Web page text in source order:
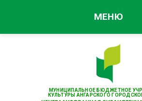
МУНИЦИПАЛЬНОЕ БЮДЖЕТНОЕ
КУЛЬТУРЫ АНГАРСКОГО
МЕНЮ